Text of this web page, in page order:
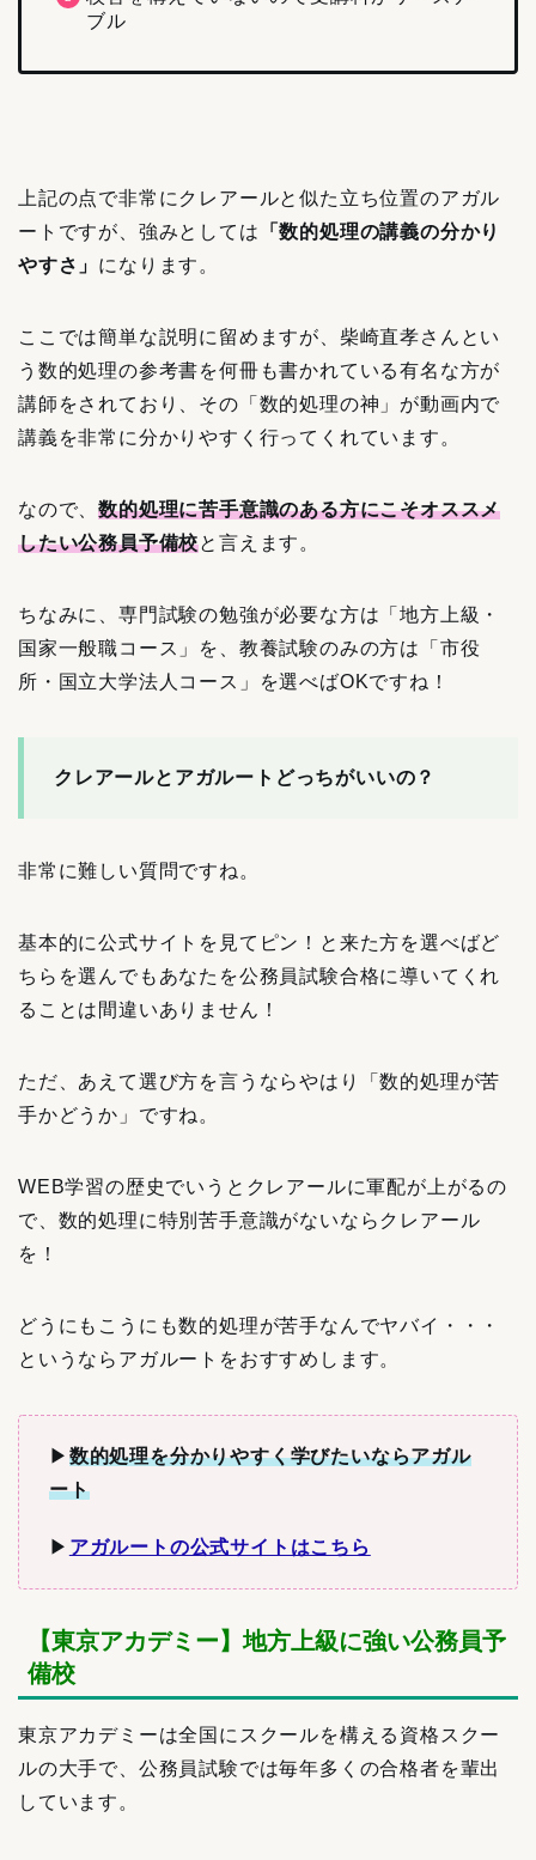
ブル
上記の点で非常にクレアールと似た立ち位置のアガル
ートですが、強みとしては 「数的処理の講義の分かり
やすさ」 になります。
ここでは簡単な説明に留めますが、柴崎直孝さんとい
う数的処理の参考書を何冊も書かれている有名な方が
講師をされており、その「数的処理の神」が動画内で
講義を非常に分かりやすく行ってくれています。
なので、数的処理に苦手意識のある方にこそオススメ
したい公務員予備校と言えます。
ちなみに、専門試験の勉強が必要な方は「地方上級・
国家一般職コース」を、教養試験のみの方は「市役
所・国立大学法人コース」を選べばOKですね！
クレアールとアガルートどっちがいいの？
非常に難しい質問ですね。
基本的に公式サイトを見てピン！と来た方を選べばど
ちらを選んでもあなたを公務員試験合格に導いてくれ
ることは間違いありません！
ただ、あえて選び方を言うならやはり「数的処理が苦
手かどうか」ですね。
WEB学習の歴史でいうとクレアールに軍配が上がるの
で、数的処理に特別苦手意識がないならクレアール
を！
どうにもこうにも数的処理が苦手なんでヤバイ・・・
というならアガルートをおすすめします。
▶︎ 数的処理を分かりやすく学びたいならアガル
ート
▶︎ アガルートの公式サイトはこちら
【東京アカデミー】地方上級に強い公務員予
備校
東京アカデミーは全国にスクールを構える資格スクー
ルの大手で、公務員試験では毎年多くの合格者を輩出
しています。